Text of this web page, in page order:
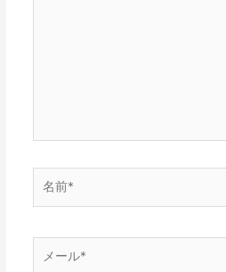
前
ー